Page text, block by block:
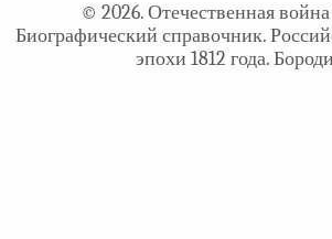
© 2026. Отечественная война
Биографический справочник.
эпохи 1812 года.